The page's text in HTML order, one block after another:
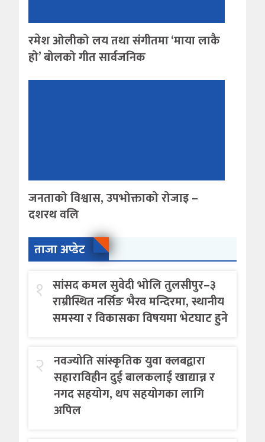
रमेश ओलीको लय तथा संगीतमा ‘माया लाकै
हो’ बोलको गीत सार्वजनिक
जनताको विश्वास, उपभोक्ताको रोजाइ –
दशरथ वलि
ताजा अप्डेट
१ सांसद कमल सुवेदी भोलि तुलसीपुर–३
राम्रीस्थित नर्सिङ भैरव मन्दिरमा, स्थानीय
समस्या र विकासका विषयमा भेटघाट हुने
२ नवज्योति सांस्कृतिक युवा क्लबद्वारा
सहाराविहीन दुई बालकलाई खाद्यान्न र
नगद सहयोग, थप सहयोगका लागि
अपिल